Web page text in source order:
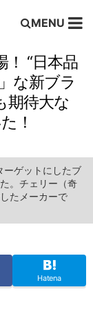
MENU
“日本品
な新ブラ
期待大な
！
ーゲットにしたブ
。チェリー（奇
たメーカーで
Hatena